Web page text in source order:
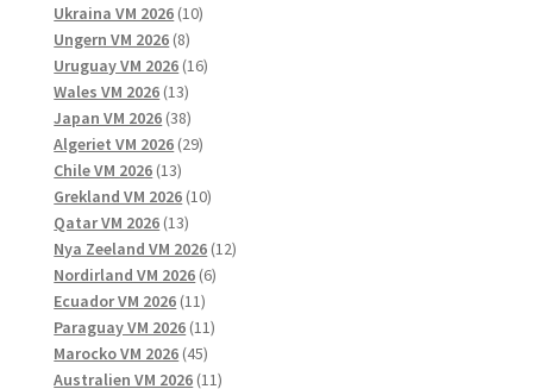
Ukraina VM 2026 1010
Ungern VM 2026 88
produkter
Uruguay VM 2026 1616
Wales VM 2026 1313
produkter
Japan VM 2026 3838
produkter
Algeriet VM 2026 2929
Chile VM 2026 1313
produkter
Grekland VM 2026 1010
Qatar VM 2026 1313
produkter
Nya Zeeland VM 2026 1212
Nordirland VM 2026 66
Ecuador VM 2026 1111
produkter
Paraguay VM 2026 1111
Marocko VM 2026 4545
produkter
Australien VM 2026 1111